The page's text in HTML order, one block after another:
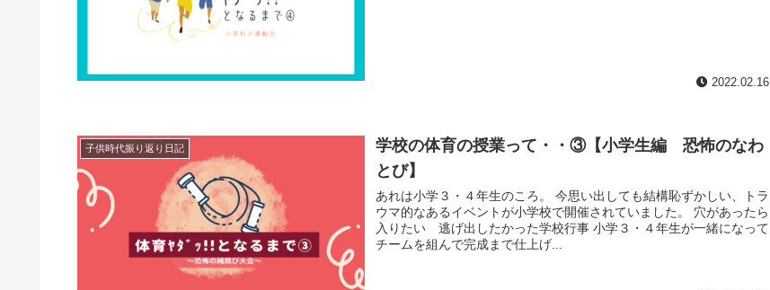
2022.02.16
子供時代振り返り日記
学校の体育の授業って・・③【小学生編 恐怖のなわ
とび】
あれは小学３・４年生のころ。 今思い出しても結構恥ずかしい、トラ
ウマ的なあるイベントが小学校で開催されていました。 穴があったら
入りたい 逃げ出したかった学校行事 小学３・４年生が一緒になって
チームを組んで完成まで仕上げ...